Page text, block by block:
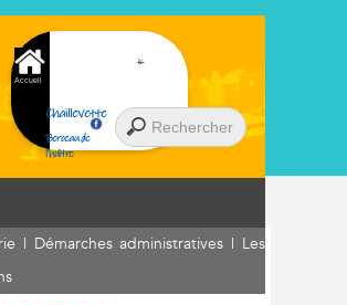
Accueil
Chaillevette
Berceau de
l'huître
| Démarches administratives | Les